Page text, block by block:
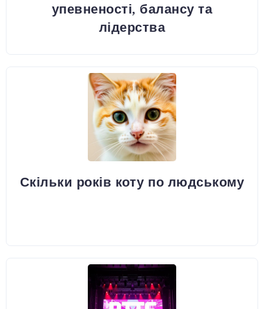
упевненості, балансу та
лідерства
Скільки років коту по людському